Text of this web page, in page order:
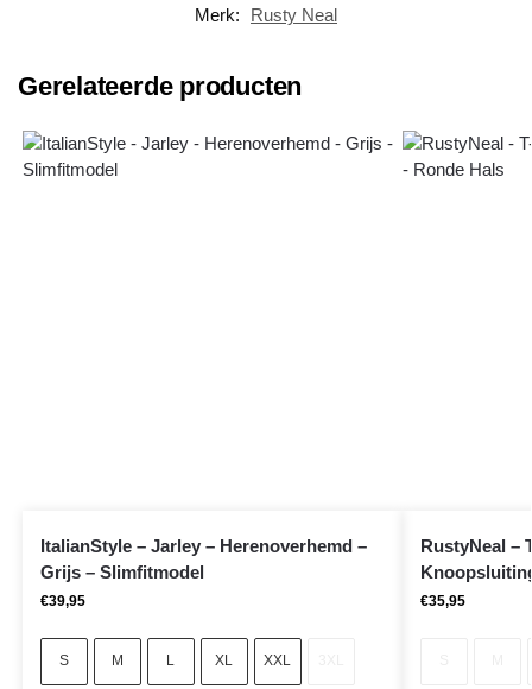
Merk:
Rusty Neal
Gerelateerde producten
ItalianStyle – Jarley – Herenoverhemd –
Grijs – Slimfitmodel
€39,95
S M L XL XXL
RustyNeal –
€35,95